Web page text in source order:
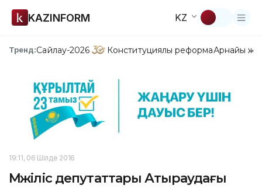
KAZINFORM KZ
Тренд:Сайлау-2026 Конституциялық реформаАрнайы
19:11, 06 Шілде 2016
Мәжіліс депутаттары Атыраудағы